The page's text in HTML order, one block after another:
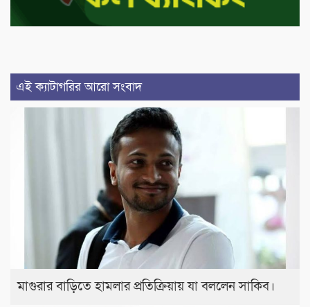
এই ক্যাটাগরির আরো সংবাদ
মাগুরার বাড়িতে হামলার প্রতিক্রিয়ায় যা বললেন সাকিব।